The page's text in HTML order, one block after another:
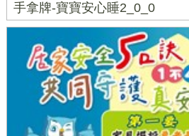
手拿牌-寶寶安心睡2_0_0